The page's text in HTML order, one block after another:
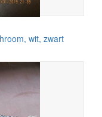
wit, zwart